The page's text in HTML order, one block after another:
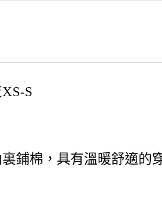
S
鋪棉，具有溫暖舒適的